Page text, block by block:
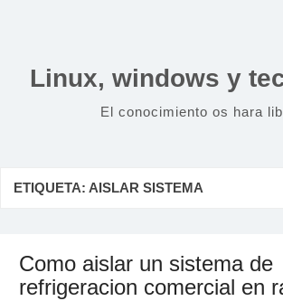
Linux, windows y
El conocimiento os hara
ETIQUETA: AISLAR SISTEMA
Como aislar un sistema de
refrigeracion comercial en